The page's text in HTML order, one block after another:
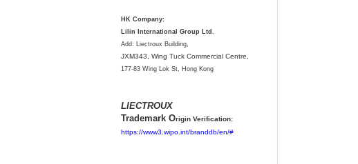
HK Company:
Lilin International Group Ltd.
Add: Liectroux Building,
JXM343, Wing Tuck Commercial Centre,
177-83 Wing Lok St, Hong Kong
LIECTROUX
Trademark Origin Verification:
https://www3.wipo.int/branddb/en/#